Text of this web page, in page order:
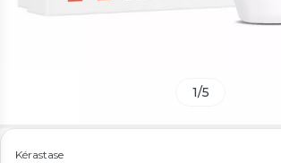
1/5
Kérastase